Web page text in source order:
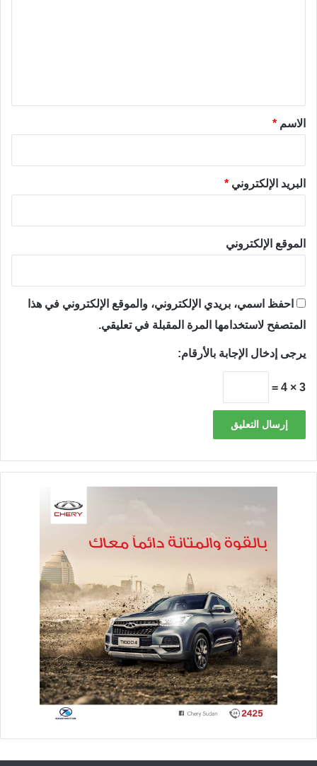
*الاسم *
البريد الإلكتروني *
الموقع الإلكتروني
احفظ اسمي، بريدي الإلكتروني، والموقع الإلكتروني في هذا
المتصفح لاستخدامها المرة المقبلة في تعليقي.
يرجى إدخال الإجابة بالأرقام:
3 × 4 =